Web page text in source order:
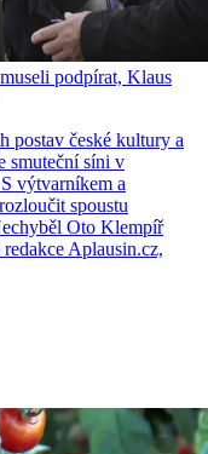
podpírat, Klaus
postav české kultury a
smuteční síni v
výtvarníkem a
spoustu
Oto Klempíř
Aplausin.cz,